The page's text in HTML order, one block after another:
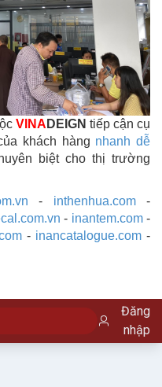
VINA DEIGN tiếp cận cụ
khách hàng nhanh dễ
biệt cho thị trường
- inthenhua.com-
- inantem.com-
- inancatalogue.com -